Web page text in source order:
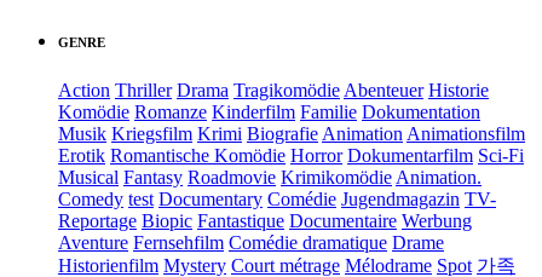
GENRE
Action Thriller Drama Tragikomödie Abenteuer Historie
Komödie Romanze Kinderfilm Familie Dokumentation
Musik Kriegsfilm Krimi Biografie Animation Animationsfilm
Erotik Romantische Komödie Horror Dokumentarfilm Sci-Fi
Musical Fantasy Roadmovie Krimikomödie Animation.
Comedy test Documentary Comédie Jugendmagazin TV-
Reportage Biopic Fantastique Documentaire Werbung
Aventure Fernsehfilm Comédie dramatique Drame
Historienfilm Mystery Court métrage Mélodrame Spot 가족